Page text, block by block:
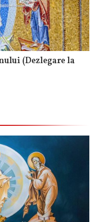
(Dezlegare la